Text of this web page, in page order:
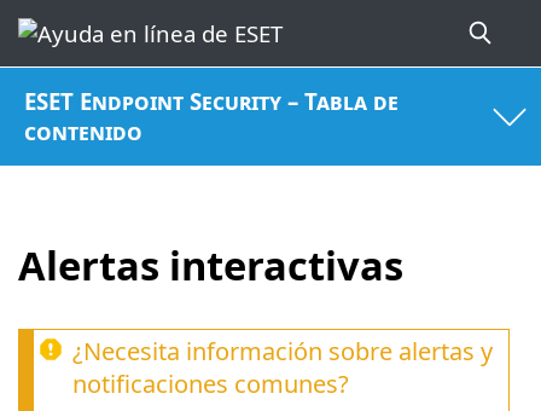
ESET Endpoint Security – Tabla de
contenido
Alertas interactivas
¿Necesita información sobre alertas y
notificaciones comunes?